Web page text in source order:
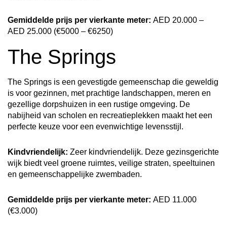
Gemiddelde prijs per vierkante meter: AED 20.000 –
AED 25.000 (€5000 – €6250)
The Springs
The Springs is een gevestigde gemeenschap die geweldig
is voor gezinnen, met prachtige landschappen, meren en
gezellige dorpshuizen in een rustige omgeving. De
nabijheid van scholen en recreatieplekken maakt het een
perfecte keuze voor een evenwichtige levensstijl.
Kindvriendelijk: Zeer kindvriendelijk. Deze gezinsgerichte
wijk biedt veel groene ruimtes, veilige straten, speeltuinen
en gemeenschappelijke zwembaden.
Gemiddelde prijs per vierkante meter: AED 11.000
(€3.000)